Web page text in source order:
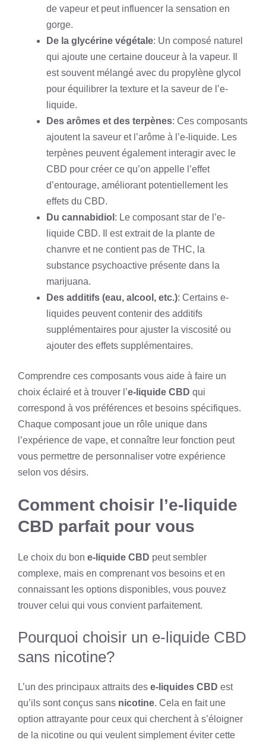
de vapeur et peut influencer la sensation en
gorge.
De la glycérine végétale: Un composé naturel
qui ajoute une certaine douceur à la vapeur. Il
est souvent mélangé avec du propylène glycol
pour équilibrer la texture et la saveur de l’e-
liquide.
Des arômes et des terpènes: Ces composants
ajoutent la saveur et l’arôme à l’e-liquide. Les
terpènes peuvent également interagir avec le
CBD pour créer ce qu’on appelle l’effet
d’entourage, améliorant potentiellement les
effets du CBD.
Du cannabidiol : Le composant star de l’e-
liquide CBD. Il est extrait de la plante de
chanvre et ne contient pas de THC, la
substance psychoactive présente dans la
marijuana.
Des additifs (eau, alcool, etc.): Certains e-
liquides peuvent contenir des additifs
supplémentaires pour ajuster la viscosité ou
ajouter des effets supplémentaires.
Comprendre ces composants vous aide à faire un
choix éclairé et à trouver l’e-liquide CBD qui
correspond à vos préférences et besoins spécifiques.
Chaque composant joue un rôle unique dans
l’expérience de vape, et connaître leur fonction peut
vous permettre de personnaliser votre expérience
selon vos désirs.
Comment choisir l’e-liquide
CBD parfait pour vous
Le choix du bon e-liquide CBD peut sembler
complexe, mais en comprenant vos besoins et en
connaissant les options disponibles, vous pouvez
trouver celui qui vous convient parfaitement.
Pourquoi choisir un e-liquide CBD
sans nicotine?
L’un des principaux attraits des e-liquides CBD est
qu’ils sont conçus sans nicotine. Cela en fait une
option attrayante pour ceux qui cherchent à s’éloigner
de la nicotine ou qui veulent simplement éviter cette